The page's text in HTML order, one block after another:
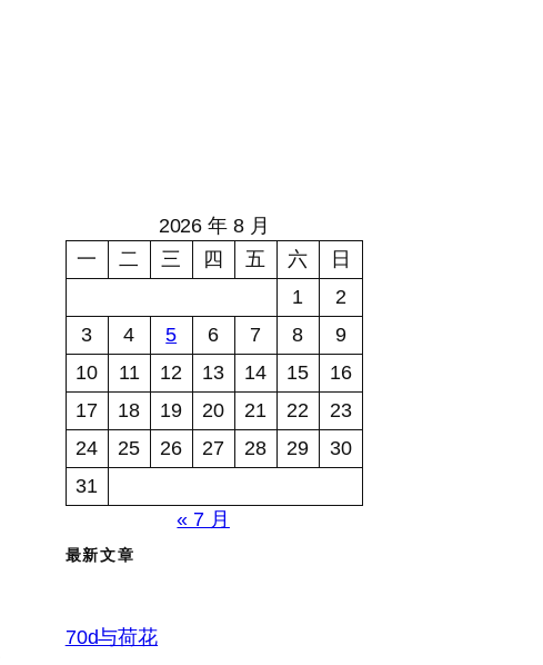
2026 年 8 月
一
二 三 四 五 六
日
1
2
3
4 5 6 7 8
9
10
11 12 13 14 15
16
17
18 19 20 21 22
23
24
25 26 27 28 29
30
31
« 7 月
最新文章
70d与荷花